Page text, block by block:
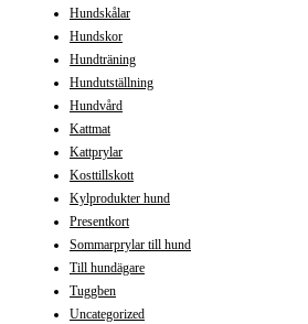
Hundskålar
Hundskor
Hundträning
Hundutställning
Hundvård
Kattmat
Kattprylar
Kosttillskott
Kylprodukter hund
Presentkort
Sommarprylar till hund
Till hundägare
Tuggben
Uncategorized